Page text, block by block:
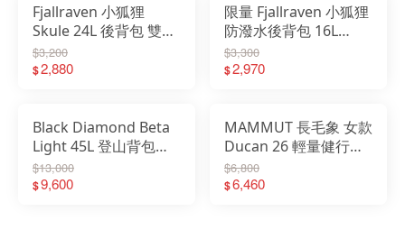
Fjallraven 小狐狸
Skule 24L 後背包 雙肩
包 15吋電腦包
23200335
$3,200
$2,880
限量 Fjallraven 小狐狸
防潑水後背包 16L
Kanken Koncept
23200334
$3,300
$2,970
Black Diamond Beta
Light 45L 登山背包
680024
$13,000
$9,600
MAMMUT 長毛象 女款
Ducan 26 輕量健行後
背包 2530-01360
$6,800
$6,460